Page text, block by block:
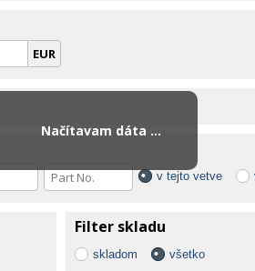
EUR
v tejto vetve
Filter skladu
skladom všetko
Načítavam dáta ...